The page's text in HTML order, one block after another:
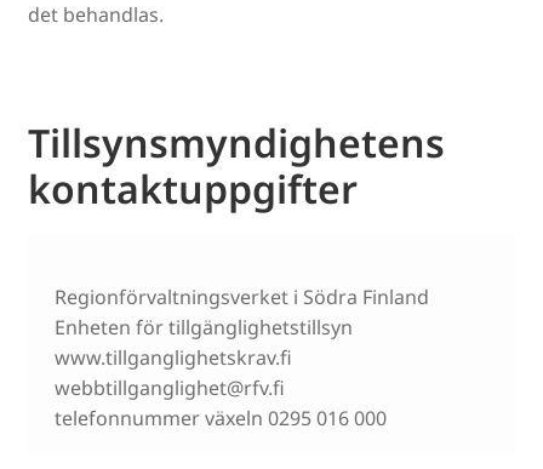
det behandlas.
Tillsynsmyndighetens
kontaktuppgifter
Regionförvaltningsverket i Södra Finland
Enheten för tillgänglighetstillsyn
www.tillganglighetskrav.fi
webbtillganglighet@rfv.fi
telefonnummer växeln 0295 016 000